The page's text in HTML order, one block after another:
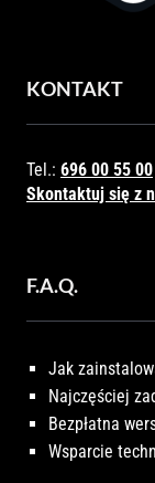
KONTAKT
Tel.: 696 00 55 00
Skontaktuj się z
F.A.Q.
Jak
Najczęściej
Bezpłatna
Wsparcie